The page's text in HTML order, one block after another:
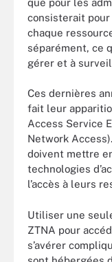
consisterait
chaque
séparément, ce
gérer et à
Ces dernières
fait leur
Access Service
Network
doivent mettre
technologies
l’accès à leurs
Utiliser une
ZTNA pour
s’avérer